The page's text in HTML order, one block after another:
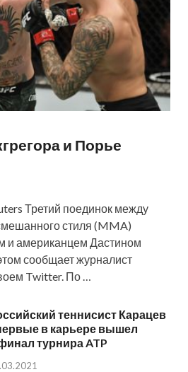
и Порье
Третий поединок между
стиля (MMA)
и американцем Дастином
сообщает журналист
Twitter. По …
теннисист Карацев
в карьере вышел
турнира ATP